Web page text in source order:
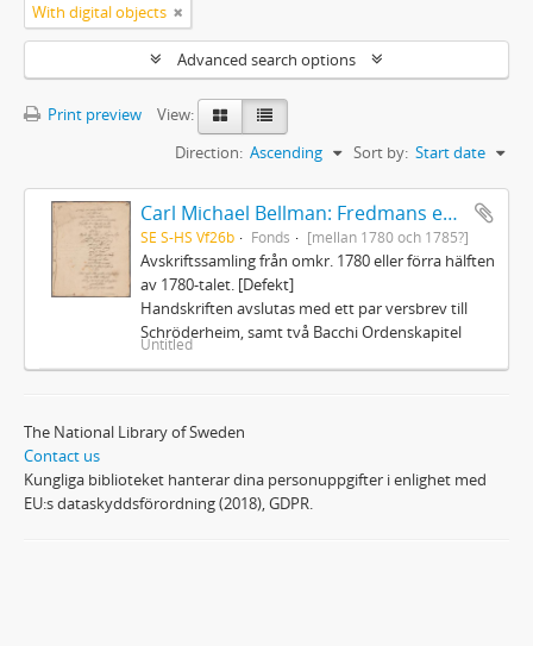
With digital objects
Advanced search options
Print preview
View:
Sort by: Start date
Direction: Ascending
Carl Michael Bellman: Fredmans epistlar och sånger m.fl. Bellman-texter
SE S-HS Vf26b Fonds [mellan 1780 och 1785?]
Avskriftssamling från omkr. 1780 eller förra hälften
av 1780-talet. [Defekt]
Handskriften avslutas med ett par versbrev till
Schröderheim, samt två Bacchi Ordenskapitel
Untitled
The National Library of Sweden
Contact us
Kungliga biblioteket hanterar dina personuppgifter i enlighet med
EU:s dataskyddsförordning (2018), GDPR.